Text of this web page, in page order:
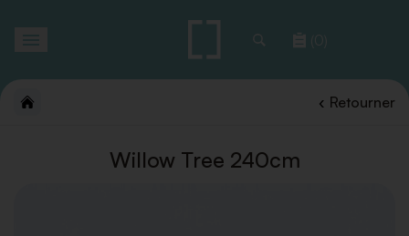
(0)
Retourner
Willow Tree 240cm